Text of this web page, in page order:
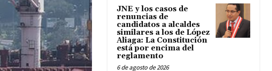
JNE y los casos de
renuncias de
candidatos a alcaldes
similares a los de López
Aliaga: La Constitución
está por encima del
reglamento
6 de agosto de 2026